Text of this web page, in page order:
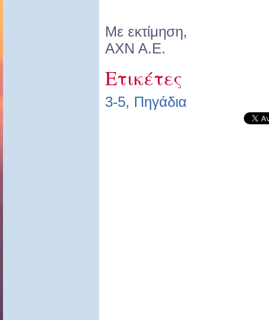
Με εκτίμηση,
AXN A.E.
Ετικέτες
3-5, Πηγάδια